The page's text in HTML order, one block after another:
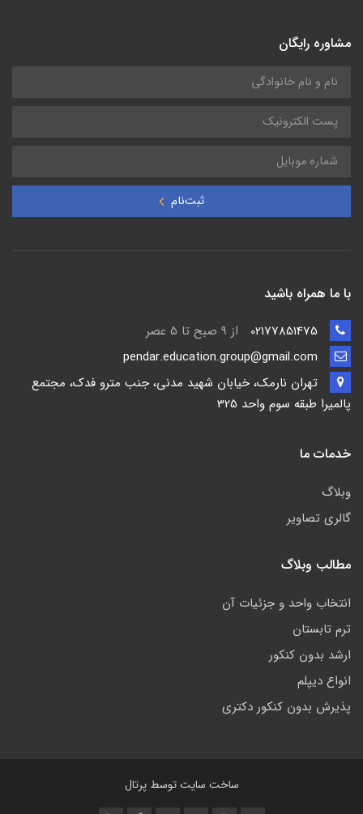
مشاوره رایگان
ثبت‌نام
با ما همراه باشید
از 9 صبح تا 5 عصر
تهران نارمک، خیابان شهید مدنی، جنب مترو فدک، مجتمع
پالمیرا طبقه سوم واحد 325
خدمات ما
وبلاگ
گالری تصاویر
مطالب وبلاگ
انتخاب واحد و جزئیات آن
ترم تابستان
ارشد بدون کنکور
انواع دیپلم
پذیرش بدون کنکور دکتری
ساخت سایت توسطپرتال